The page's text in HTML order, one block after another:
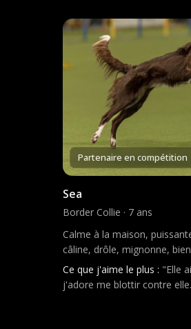
Partenaire en compétition
Sea
Border Collie · 7 ans
Calme à la maison,
câline, drôle, mignonne, bien
Ce que j'aime le plus : "Elle
j'adore me blottir contre